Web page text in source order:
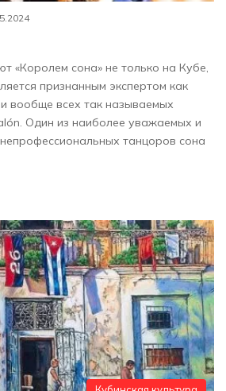
«Королем сона» не только на Кубе,
признанным экспертом как
и вообще всех так называемых
Один из наиболее уважаемых и
танцоров сона